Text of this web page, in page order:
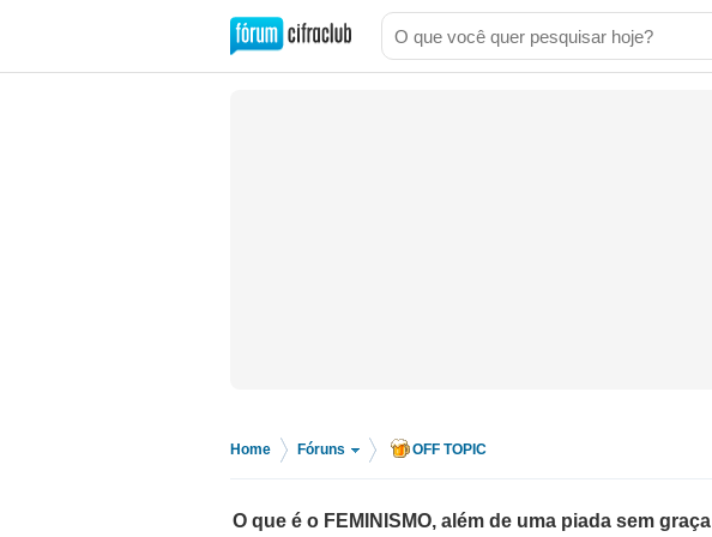
Home Fóruns OFF TOPIC
O que é o FEMINISMO, além de uma piada sem graça